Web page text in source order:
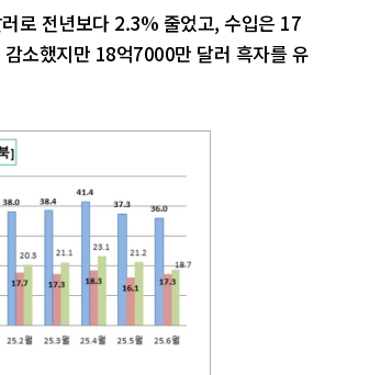
로 전년보다 2.3% 줄었고, 수입은 17
소했지만 18억7000만 달러 흑자를 유